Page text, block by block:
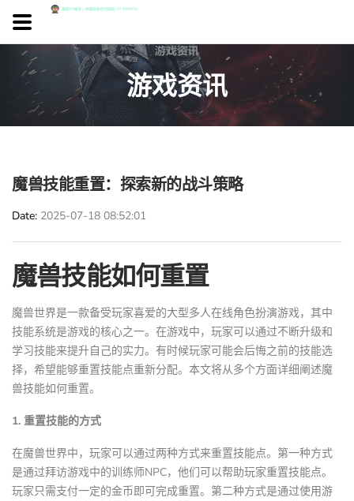
游戏资讯
魔兽技能重置：探索新的战斗策略
Date 2025-07-18 08:52:01
魔兽技能如何重置
魔兽世界是一款备受玩家喜爱的大型多人在线角色扮演游戏，其中
技能系统是游戏的核心之一。在游戏中，玩家可以通过不断升级和
学习技能来提升自己的实力。有时候玩家可能会后悔之前的技能选
择，希望能够重置技能点重新分配。本文将从多个方面详细阐述魔
兽技能如何重置。
1. 重置技能的方式
在魔兽世界中，玩家可以通过两种方式来重置技能点。第一种方式
是通过拜访游戏中的训练师NPC，他们可以帮助玩家重置技能点。
玩家只需支付一定的金币即可完成重置。第二种方式是通过使用游